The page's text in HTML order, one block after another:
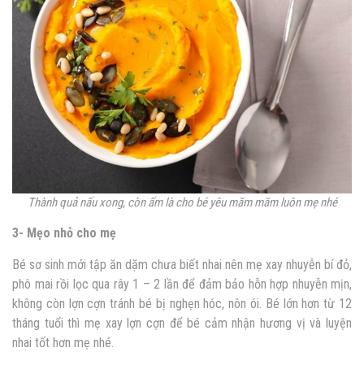
Thành quả nấu xong, còn ấm là cho bé yêu măm măm luôn mẹ nhé
3- Mẹo nhỏ cho mẹ
Bé sơ sinh mới tập ăn dặm chưa biết nhai nên mẹ xay nhuyễn bí đỏ,
phô mai rồi lọc qua rây 1 – 2 lần để đảm bảo hỗn hợp nhuyễn mịn,
không còn lợn cợn tránh bé bị nghẹn hóc, nôn ói. Bé lớn hơn từ 12
tháng tuổi thì mẹ xay lợn cợn để bé cảm nhận hương vị và luyện
nhai tốt hơn mẹ nhé.